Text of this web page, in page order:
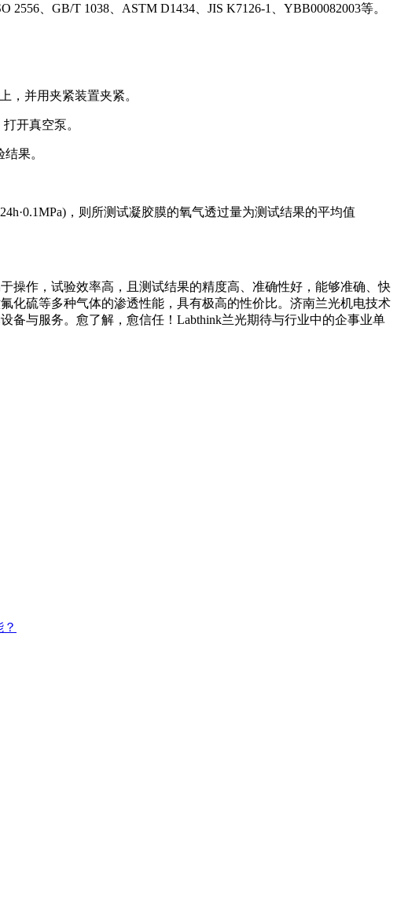
、GB/T 1038、ASTM D1434、JIS K7126-1、YBB00082003等。
，并用夹紧装置夹紧。
开真空泵。
果。
，则所测试凝胶膜的氧气透过量为测试结果的平均值
操作，试验效率高，且测试结果的精度高、准确性好，能够准确、快
化硫等多种气体的渗透性能，具有极高的性价比。济南兰光机电技术
备与服务。愈了解，愈信任！Labthink兰光期待与行业中的企事业单